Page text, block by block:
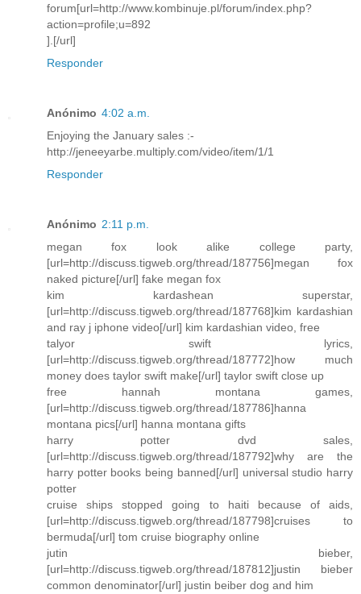
forum[url=http://www.kombinuje.pl/forum/index.php?
action=profile;u=892
].[/url]
Responder
Anónimo 4:02 a.m.
Enjoying the January sales :-
http://jeneeyarbe.multiply.com/video/item/1/1
Responder
Anónimo 2:11 p.m.
megan fox look alike college party,
[url=http://discuss.tigweb.org/thread/187756]megan fox
naked picture[/url] fake megan fox
kim kardashean superstar,
[url=http://discuss.tigweb.org/thread/187768]kim kardashian
and ray j iphone video[/url] kim kardashian video, free
talyor swift lyrics,
[url=http://discuss.tigweb.org/thread/187772]how much
money does taylor swift make[/url] taylor swift close up
free hannah montana games,
[url=http://discuss.tigweb.org/thread/187786]hanna
montana pics[/url] hanna montana gifts
harry potter dvd sales,
[url=http://discuss.tigweb.org/thread/187792]why are the
harry potter books being banned[/url] universal studio harry
potter
cruise ships stopped going to haiti because of aids,
[url=http://discuss.tigweb.org/thread/187798]cruises to
bermuda[/url] tom cruise biography online
jutin bieber,
[url=http://discuss.tigweb.org/thread/187812]justin bieber
common denominator[/url] justin beiber dog and him